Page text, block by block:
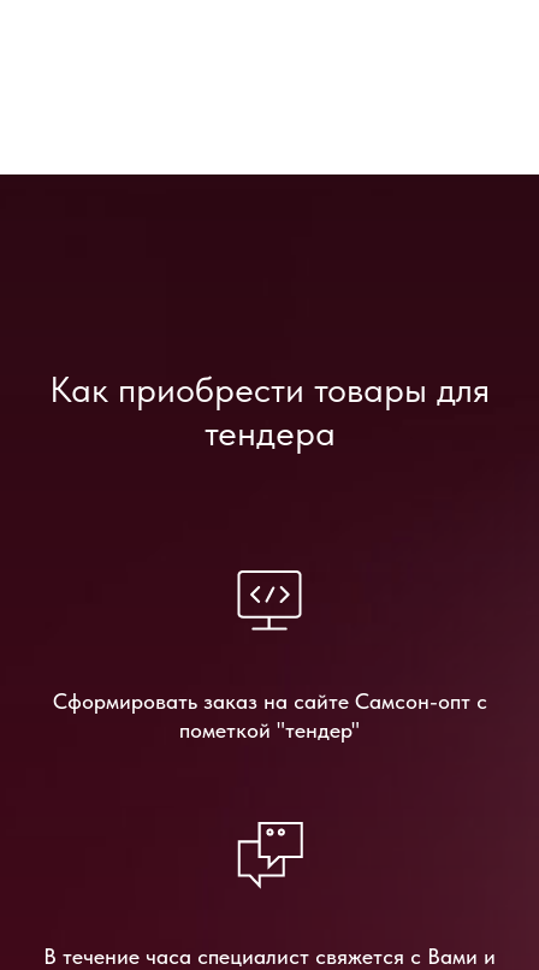
Как приобрести товары для
тендера
Сформировать заказ на сайте Самсон-опт с
пометкой "тендер"
В течение часа специалист свяжется с Вами и